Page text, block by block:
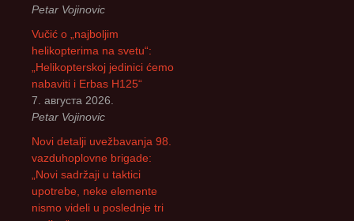
Petar Vojinovic
Vučić o „najboljim
helikopterima na svetu“:
„Helikopterskoj jedinici ćemo
nabaviti i Erbas H125“
7. августа 2026.
Petar Vojinovic
Novi detalji uvežbavanja 98.
vazduhoplovne brigade:
„Novi sadržaji u taktici
upotrebe, neke elemente
nismo videli u poslednje tri